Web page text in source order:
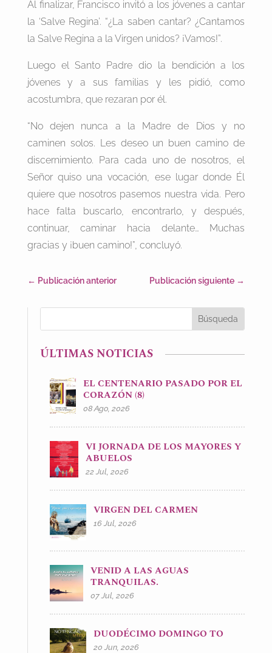
Al finalizar, Francisco invitó a los jóvenes a cantar
la ‘Salve Regina’. “¿La saben cantar? ¿Cantamos
la Salve Regina a la Virgen unidos? ¡Vamos!”.
Luego el Santo Padre dio la bendición a los
jóvenes y a sus familias y les pidió, como
acostumbra, que rezaran por él.
“No dejen nunca a la Madre de Dios y no
caminen solos. Les deseo un buen camino de
discernimiento. Para cada uno de nosotros, el
Señor quiso una vocación, ese lugar donde Él
quiere que nosotros pasemos nuestra vida. Pero
hace falta buscarlo, encontrarlo, y después,
continuar, caminar hacia delante… Muchas
gracias y ¡buen camino!”, concluyó.
← Publicación anterior Publicación siguiente →
ÚLTIMAS NOTICIAS
EL CENTENARIO PASADO POR EL
CORAZÓN (8)
08 Ago, 2026
VI JORNADA DE LOS MAYORES Y
ABUELOS
22 Jul, 2026
VIRGEN DEL CARMEN
16 Jul, 2026
VENID A LAS AGUAS
TRANQUILAS.
07 Jul, 2026
DUODÉCIMO DOMINGO TO
20 Jun, 2026